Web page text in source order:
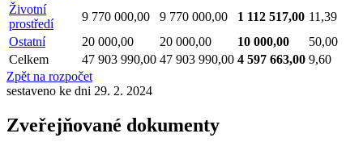
Životní
prostředí
9 770 000,00 9 770 000,00 1 112 517,00 11,39
Ostatní
20 000,00 20 000,00 10 000,00
50,00
Celkem
47 903 990,00 47 903 990,00 4 597 663,00 9,60
Zpět na rozpočet
sestaveno ke dni 29. 2. 2024
Zveřejňované dokumenty